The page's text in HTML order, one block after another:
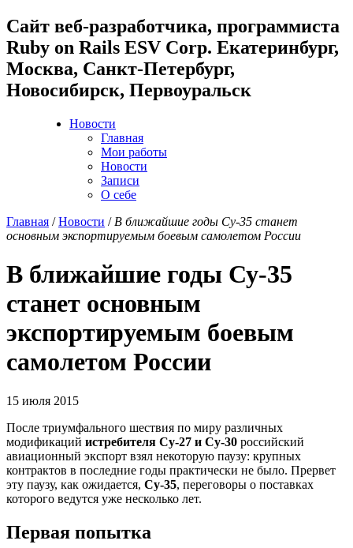
Cайт веб-разработчика, программиста
Ruby on Rails ESV Corp. Екатеринбург,
Москва, Санкт-Петербург,
Новосибирск, Первоуральск
Новости
Главная
Мои работы
Новости
Записи
О себе
Главная /Новости / В ближайшие годы Су-35 станет
основным экспортируемым боевым самолетом России
В ближайшие годы Су-35
станет основным
экспортируемым боевым
самолетом России
15 июля 2015
После триумфального шествия по миру различных
модификаций истребителя Су-27 и Су-30 российский
авиационный экспорт взял некоторую паузу: крупных
контрактов в последние годы практически не было. Прервет
эту паузу, как ожидается, Су-35, переговоры о поставках
которого ведутся уже несколько лет.
Первая попытка